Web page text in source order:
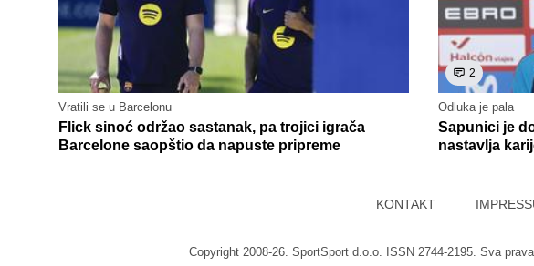
Vratili se u Barcelonu
Flick sinoć održao sastanak, pa trojici igrača
Barcelone saopštio da napuste pripreme
2
Odluka je pala
Sapunici je
nastavlja
KONTAKT
Copyright 2008-26. SportSport d.o.o. ISSN 2744-2195. Sva